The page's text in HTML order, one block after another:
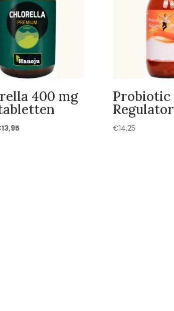
400 mg
13,95Huidige
Probiotic
Regulator
€14,25